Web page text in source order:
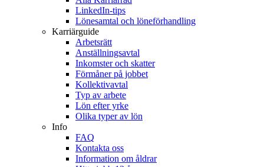
LinkedIn-tips
Lönesamtal och löneförhandling
Karriärguide
Arbetsrätt
Anställningsavtal
Inkomster och skatter
Förmåner på jobbet
Kollektivavtal
Typ av arbete
Lön efter yrke
Olika typer av lön
Info
FAQ
Kontakta oss
Information om åldrar